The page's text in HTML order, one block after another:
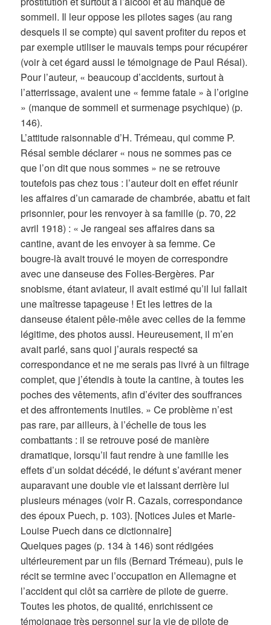
sommeil. Il leur oppose les pilotes sages (au rang
desquels il se compte) qui savent profiter du repos et
par exemple utiliser le mauvais temps pour récupérer
(voir à cet égard aussi le témoignage de Paul Résal).
Pour l’auteur, « beaucoup d’accidents, surtout à
l’atterrissage, avaient une « femme fatale » à l’origine
» (manque de sommeil et surmenage psychique) (p.
146).
L’attitude raisonnable d’H. Trémeau, qui comme P.
Résal semble déclarer « nous ne sommes pas ce
que l’on dit que nous sommes » ne se retrouve
toutefois pas chez tous : l’auteur doit en effet réunir
les affaires d’un camarade de chambrée, abattu et fait
prisonnier, pour les renvoyer à sa famille (p. 70, 22
avril 1918) : « Je rangeai ses affaires dans sa
cantine, avant de les envoyer à sa femme. Ce
bougre-là avait trouvé le moyen de correspondre
avec une danseuse des Folies-Bergères. Par
snobisme, étant aviateur, il avait estimé qu’il lui fallait
une maîtresse tapageuse ! Et les lettres de la
danseuse étaient pêle-mêle avec celles de la femme
légitime, des photos aussi. Heureusement, il m’en
avait parlé, sans quoi j’aurais respecté sa
correspondance et ne me serais pas livré à un filtrage
complet, que j’étendis à toute la cantine, à toutes les
poches des vêtements, afin d’éviter des souffrances
et des affrontements inutiles. » Ce problème n’est
pas rare, par ailleurs, à l’échelle de tous les
combattants : il se retrouve posé de manière
dramatique, lorsqu’il faut rendre à une famille les
effets d’un soldat décédé, le défunt s’avérant mener
auparavant une double vie et laissant derrière lui
plusieurs ménages (voir R. Cazals, correspondance
des époux Puech, p. 103). [Notices Jules et Marie-
Louise Puech dans ce dictionnaire]
Quelques pages (p. 134 à 146) sont rédigées
ultérieurement par un fils (Bernard Trémeau), puis le
récit se termine avec l’occupation en Allemagne et
l’accident qui clôt sa carrière de pilote de guerre.
Toutes les photos, de qualité, enrichissent ce
témoignage très personnel sur la vie de pilote de